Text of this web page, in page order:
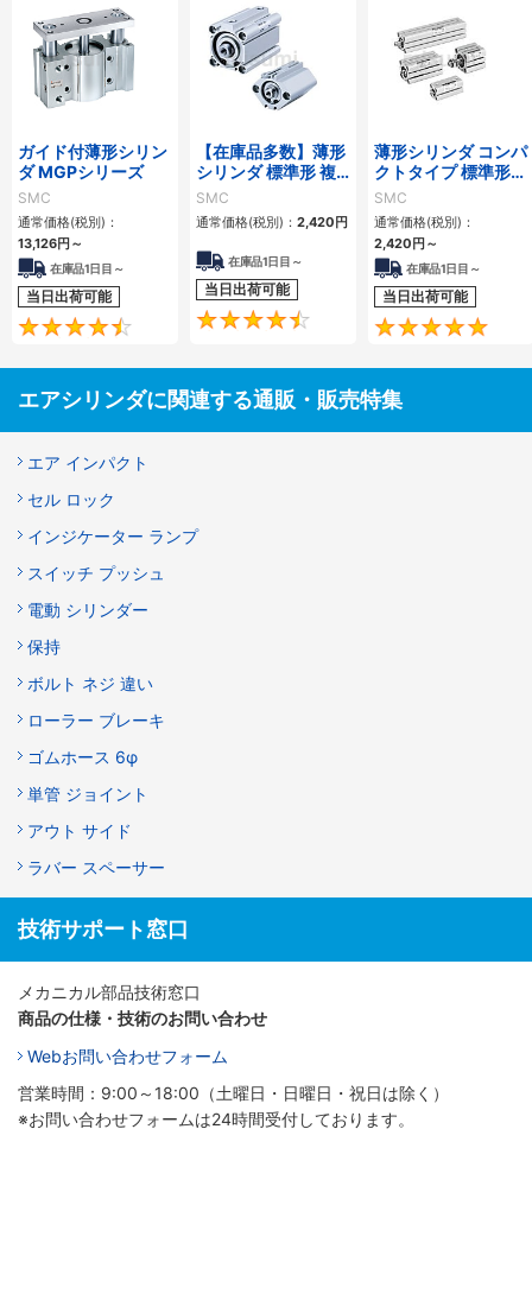
ガイド付薄形シリン
ダ MGPシリーズ
SMC
通常価格(税別)：
13,126円 ～
在庫品1日目～
当日出荷可能
4.6
【在庫品多数】薄形
シリンダ 標準形 複
動・片ロッド CQ2
シリーズ
SMC
通常価格(税別)： 2,420 円
在庫品1日目～
当日出荷可能
4.5
薄形シリンダ コンパ
クトタイプ 標準形
複動 片ロッド CQS
シリーズ
SMC
通常価格(税別)：
2,420 円 ～
在庫品1日目～
当日出荷可能
エアシリンダに関連する通販・販売特集
エア インパクト
セル ロック
インジケーター ランプ
スイッチ プッシュ
電動 シリンダー
保持
ボルト ネジ 違い
ローラー ブレーキ
ゴムホース 6φ
単管 ジョイント
アウト サイド
ラバー スペーサー
技術サポート窓口
メカニカル部品技術窓口
商品の仕様・技術のお問い合わせ
Webお問い合わせフォーム
営業時間：9:00～18:00（土曜日・日曜日・祝日は除く）
※お問い合わせフォームは24時間受付しております。